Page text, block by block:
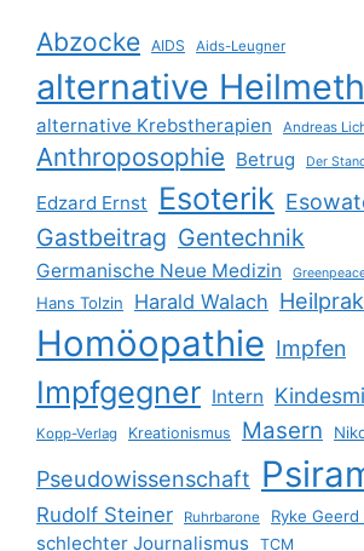
Abzocke AIDS Aids-Leugner
alternative
alternative Krebstherapien Andreas
Anthroposophie Betrug Der
Edzard Ernst Esoterik
Gastbeitrag Gentechnik
Germanische Neue Medizin
Hans Tolzin Harald Walach
Homöopathie Impfen
Impfgegner Intern
Kopp-Verlag Kreationismus Masern
Pseudowissenschaft
Rudolf Steiner Ruhrbarone Ryke Geerd
schlechter Journalismus TCM